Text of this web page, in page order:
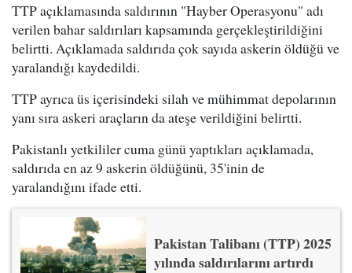
TTP açıklamasında saldırının "Hayber Operasyonu" adı
verilen bahar saldırıları kapsamında gerçekleştirildiğini
belirtti. Açıklamada saldırıda çok sayıda askerin öldüğü ve
yaralandığı kaydedildi.
TTP ayrıca üs içerisindeki silah ve mühimmat depolarının
yanı sıra askeri araçların da ateşe verildiğini belirtti.
Pakistanlı yetkililer cuma günü yaptıkları açıklamada,
saldırıda en az 9 askerin öldüğünü, 35'inin de
yaralandığını ifade etti.
Pakistan Talibanı (TTP) 2025
yılında saldırılarını artırdı